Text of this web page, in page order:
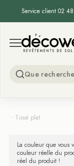
Service client 02
Open menu
Decoweb
...Tissé plat
La couleur que vous
couleur réelle du
réel du produit !